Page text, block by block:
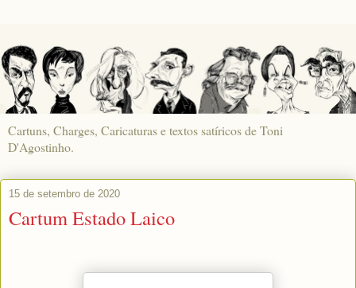
Cartuns, Charges, Caricaturas e textos satíricos de Toni
D'Agostinho.
15 de setembro de 2020
Cartum Estado Laico